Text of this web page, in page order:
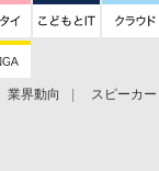
業界動向
スピーカー